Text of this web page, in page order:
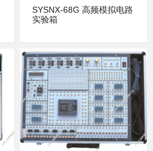
SYSNX-68G 高频模拟电路
实验箱